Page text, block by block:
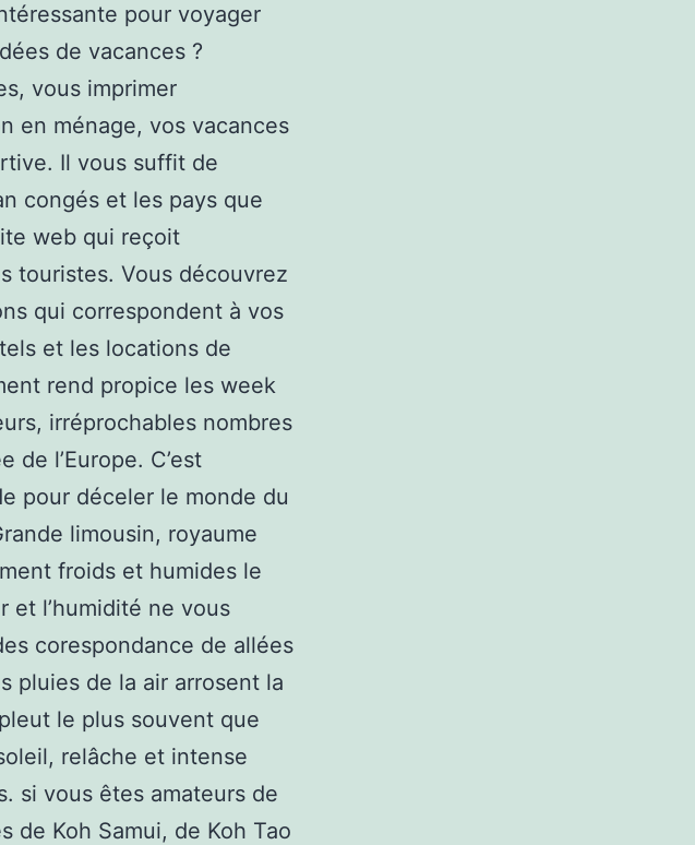
pour voyager
de vacances ?
vous imprimer
en ménage, vos vacances
Il vous suffit de
congés et les pays que
web qui reçoit
touristes. Vous découvrez
qui correspondent à vos
et les locations de
rend propice les week
irréprochables nombres
l’Europe. C’est
pour déceler le monde du
limousin, royaume
froids et humides le
et l’humidité ne vous
corespondance de allées
pluies de la air arrosent la
le plus souvent que
relâche et intense
si vous êtes amateurs de
de Koh Samui, de Koh Tao